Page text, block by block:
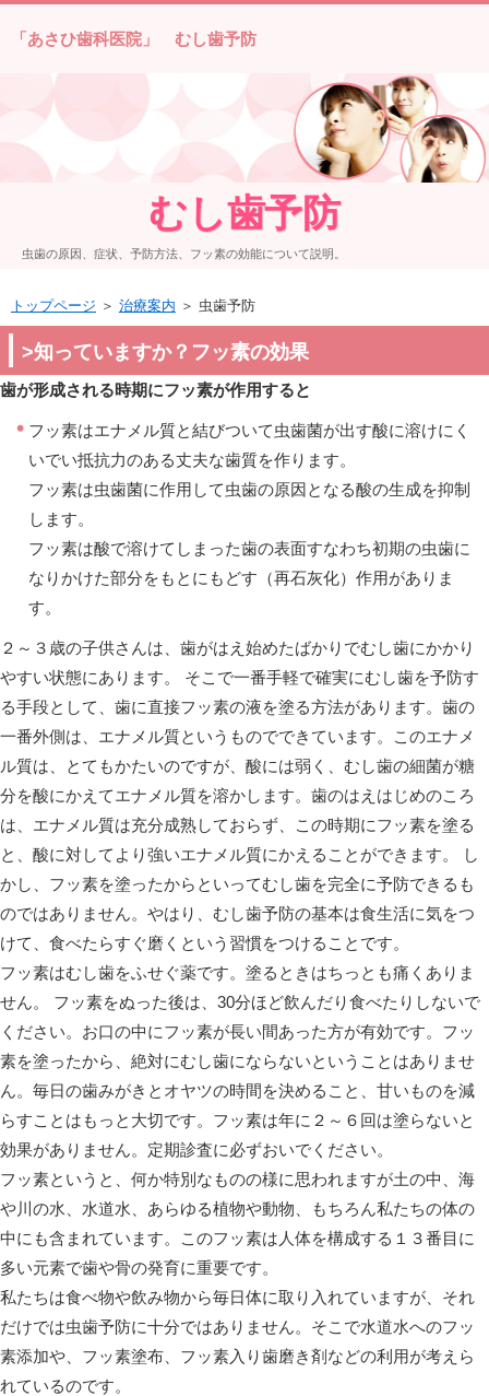
「あさひ歯科医院」 むし歯予防
むし歯予防
虫歯の原因、症状、予防方法、フッ素の効能について説明。
トップページ ＞ 治療案内 ＞ 虫歯予防
>知っていますか？フッ素の効果
歯が形成される時期にフッ素が作用すると
フッ素はエナメル質と結びついて虫歯菌が出す酸に溶けにく
いでい抵抗力のある丈夫な歯質を作ります。
フッ素は虫歯菌に作用して虫歯の原因となる酸の生成を抑制
します。
フッ素は酸で溶けてしまった歯の表面すなわち初期の虫歯に
なりかけた部分をもとにもどす（再石灰化）作用がありま
す。
２～３歳の子供さんは、歯がはえ始めたばかりでむし歯にかかり
やすい状態にあります。 そこで一番手軽で確実にむし歯を予防す
る手段として、歯に直接フッ素の液を塗る方法があります。歯の
一番外側は、エナメル質というものでできています。このエナメ
ル質は、とてもかたいのですが、酸には弱く、むし歯の細菌が糖
分を酸にかえてエナメル質を溶かします。歯のはえはじめのころ
は、エナメル質は充分成熟しておらず、この時期にフッ素を塗る
と、酸に対してより強いエナメル質にかえることができます。 し
かし、フッ素を塗ったからといってむし歯を完全に予防できるも
のではありません。やはり、むし歯予防の基本は食生活に気をつ
けて、食べたらすぐ磨くという習慣をつけることです。
フッ素はむし歯をふせぐ薬です。塗るときはちっとも痛くありま
せん。 フッ素をぬった後は、30分ほど飲んだり食べたりしないで
ください。お口の中にフッ素が長い間あった方が有効です。フッ
素を塗ったから、絶対にむし歯にならないということはありませ
ん。毎日の歯みがきとオヤツの時間を決めること、甘いものを減
らすことはもっと大切です。フッ素は年に２～６回は塗らないと
効果がありません。定期診査に必ずおいでください。
フッ素というと、何か特別なものの様に思われますが土の中、海
や川の水、水道水、あらゆる植物や動物、もちろん私たちの体の
中にも含まれています。このフッ素は人体を構成する１３番目に
多い元素で歯や骨の発育に重要です。
私たちは食べ物や飲み物から毎日体に取り入れていますが、それ
だけでは虫歯予防に十分ではありません。そこで水道水へのフッ
素添加や、フッ素塗布、フッ素入り歯磨き剤などの利用が考えら
れているのです。